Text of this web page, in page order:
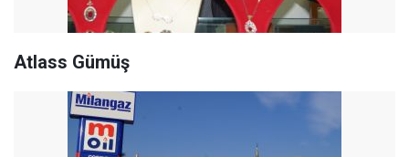
Atlass Gümüş